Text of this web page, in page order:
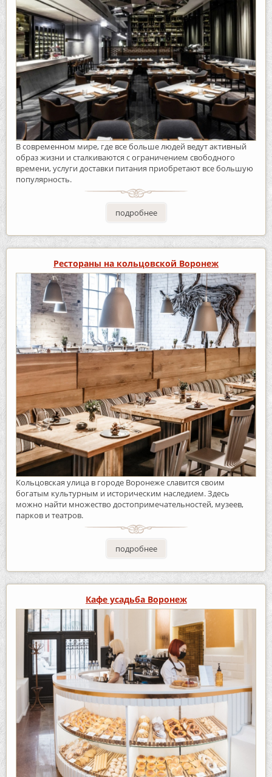
В современном мире, где все больше людей ведут активный
образ жизни и сталкиваются с ограничением свободного
времени, услуги доставки питания приобретают все большую
популярность.
подробнее
Рестораны на кольцовской Воронеж
Кольцовская улица в городе Воронеже славится своим
богатым культурным и историческим наследием. Здесь
можно найти множество достопримечательностей, музеев,
парков и театров.
подробнее
Кафе усадьба Воронеж